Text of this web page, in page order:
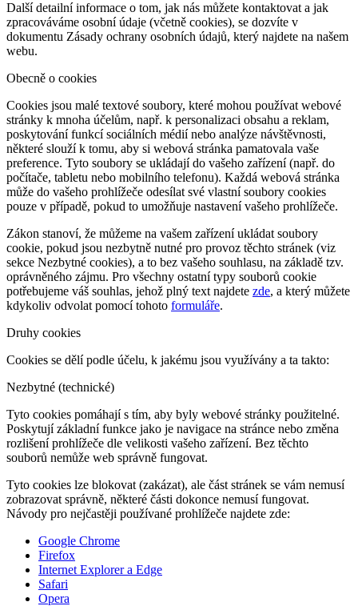
Další detailní informace o tom, jak nás můžete kontaktovat a jak
zpracováváme osobní údaje (včetně cookies), se dozvíte v
dokumentu Zásady ochrany osobních údajů, který najdete na našem
webu.
Obecně o cookies
Cookies jsou malé textové soubory, které mohou používat webové
stránky k mnoha účelům, např. k personalizaci obsahu a reklam,
poskytování funkcí sociálních médií nebo analýze návštěvnosti,
některé slouží k tomu, aby si webová stránka pamatovala vaše
preference. Tyto soubory se ukládají do vašeho zařízení (např. do
počítače, tabletu nebo mobilního telefonu). Každá webová stránka
může do vašeho prohlížeče odesílat své vlastní soubory cookies
pouze v případě, pokud to umožňuje nastavení vašeho prohlížeče.
Zákon stanoví, že můžeme na vašem zařízení ukládat soubory
cookie, pokud jsou nezbytně nutné pro provoz těchto stránek (viz
sekce Nezbytné cookies), a to bez vašeho souhlasu, na základě tzv.
oprávněného zájmu. Pro všechny ostatní typy souborů cookie
potřebujeme váš souhlas, jehož plný text najdete zde, a který můžete
kdykoliv odvolat pomocí tohoto formuláře.
Druhy cookies
Cookies se dělí podle účelu, k jakému jsou využívány a ta takto:
Nezbytné (technické)
Tyto cookies pomáhají s tím, aby byly webové stránky použitelné.
Poskytují základní funkce jako je navigace na stránce nebo změna
rozlišení prohlížeče dle velikosti vašeho zařízení. Bez těchto
souborů nemůže web správně fungovat.
Tyto cookies lze blokovat (zakázat), ale část stránek se vám nemusí
zobrazovat správně, některé části dokonce nemusí fungovat.
Návody pro nejčastěji používané prohlížeče najdete zde:
Google Chrome
Firefox
Internet Explorer a Edge
Safari
Opera